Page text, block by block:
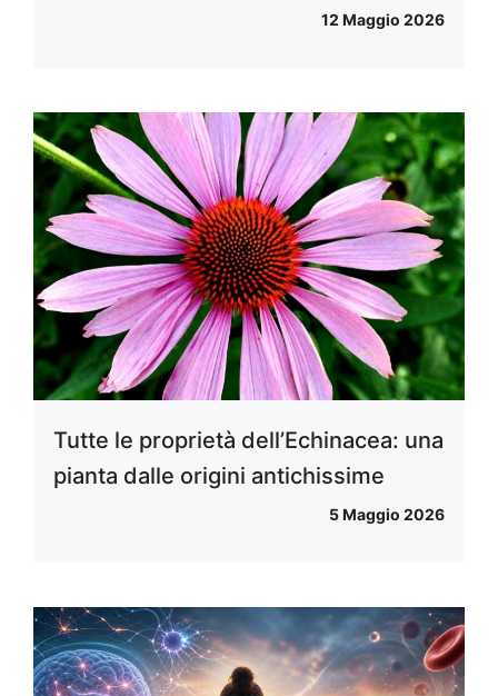
12 Maggio 2026
Tutte le proprietà dell’Echinacea: una
pianta dalle origini antichissime
5 Maggio 2026